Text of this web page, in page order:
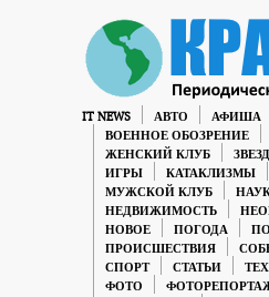
IT NEWS АВТО АФИША
ВОЕННОЕ ОБОЗРЕНИЕ
ЖЕНСКИЙ КЛУБ
ИГРЫ
КАТАКЛИЗМЫ
МУЖСКОЙ КЛУБ
НЕДВИЖИМОСТЬ
НОВОЕ
ПОГОДА
ПРОИСШЕСТВИЯ
СПОРТ
СТАТЬИ
ФОТО